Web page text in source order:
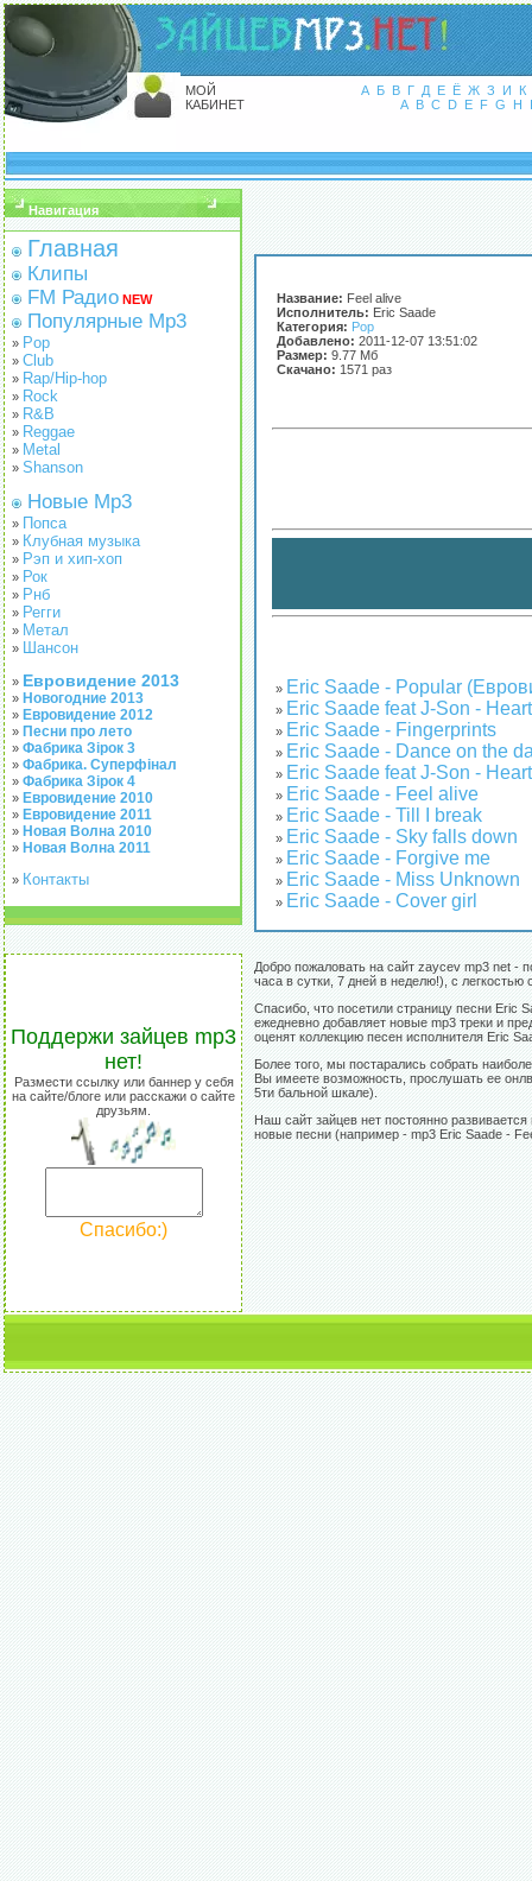
МОЙ
КАБИНЕТ
А Б В Г Д Е Ё Ж З И
К
A B C D E F G H I
Навигация
Главная
Клипы
FM Радио NEW
Популярные Mp3
» Pop
» Club
» Rap/Hip-hop
» Rock
» R&B
» Reggae
» Metal
» Shanson
Новые Mp3
» Попса
» Клубная музыка
» Рэп и хип-хоп
» Рок
» Рнб
» Регги
» Метал
» Шансон
» Евровидение 2013
» Новогодние 2013
» Евровидение 2012
» Песни про лето
» Фабрика Зірок 3
» Фабрика. Суперфінал
» Фабрика Зірок 4
» Евровидение 2010
» Евровидение 2011
» Новая Волна 2010
» Новая Волна 2011
» Контакты
Поддержи зайцев mp3
нет!
Размести ссылку или баннер у себя
на сайте/блоге или расскажи о сайте
друзьям.
Спасибо:)
Название: Feel alive
Исполнитель: Eric Saade
Категория: Pop
Добавлено: 2011-12-07 13:51:02
Размер: 9.77 Мб
Скачано: 1571 раз
» Eric Saade - Popular
» Eric Saade feat J-Son -
» Eric Saade - Fingerprints
» Eric Saade - Dance on the
» Eric Saade feat J-Son -
» Eric Saade - Feel alive
» Eric Saade - Till I break
» Eric Saade - Sky falls down
» Eric Saade - Forgive me
» Eric Saade - Miss Unknown
» Eric Saade - Cover girl
Добро пожаловать на сайт zaycev mp3 net -
часа в сутки, 7 дней в неделю!), с
Спасибо, что посетили страницу песни Eric
ежедневно добавляет новые mp3 треки и
оценят коллекцию песен исполнителя Eric
Более того, мы постарались собрать
Вы имеете возможность, прослушать ее
5ти бальной шкале).
Наш сайт зайцев нет постоянно
новые песни (например - mp3 Eric Saade -